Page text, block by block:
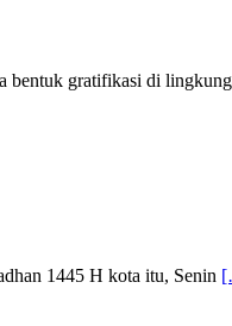
gratifikasi di
1445 H kota itu, Senin